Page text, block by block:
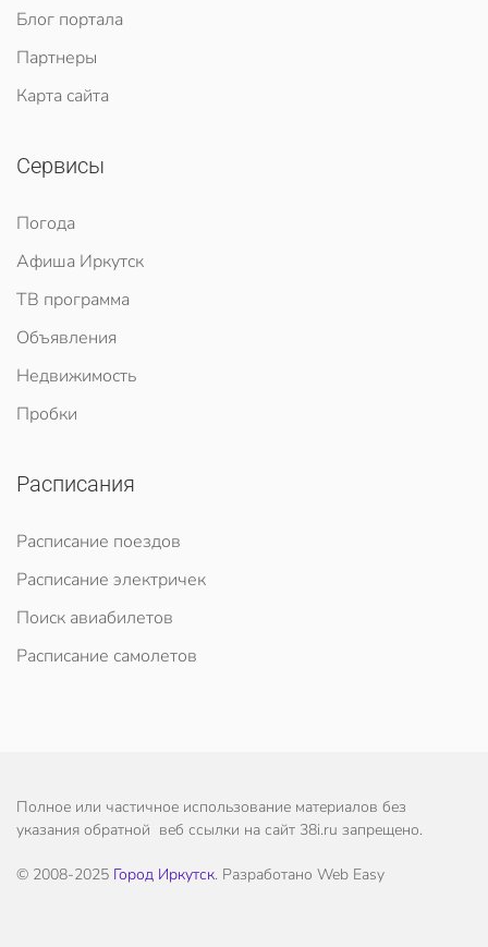
Блог портала
Партнеры
Карта сайта
Сервисы
Погода
Афиша Иркутск
ТВ программа
Объявления
Недвижимость
Пробки
Расписания
Расписание поездов
Расписание электричек
Поиск авиабилетов
Расписание самолетов
Полное или частичное использование материалов без
указания обратной веб ссылки на сайт 38i.ru запрещено.
© 2008-2025 Город Иркутск. Разработано Web Easy